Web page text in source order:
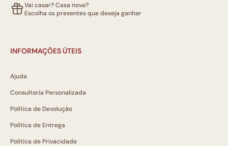
Vai casar? Casa nova?
Escolha os presentes que deseja ganhar
INFORMAÇÕES ÚTEIS
Ajuda
Consultoria Personalizada
Política de Devolução
Política de Entrega
Política de Privacidade